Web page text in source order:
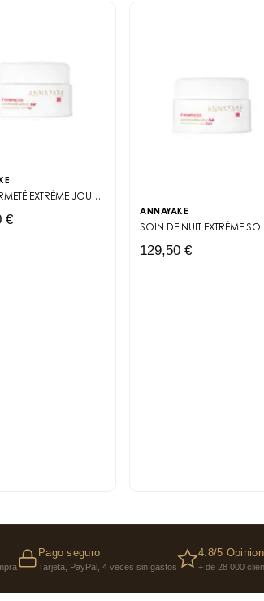
SOIN FERMETÉ EXTRÊME JOUR CRÈME DE JOUR
€ ANNAYAKE
SOIN DE NUIT EXTRÊME SOIN DE NUIT HAUTE TECHNOLOGIE : FERMETÉ ET ÉCLAT PENDANT LE PIC
129,50 €
Pago seguro
Tarjeta, PayPal, 4 veces sin gastos
4.8/5
+ de 28 000